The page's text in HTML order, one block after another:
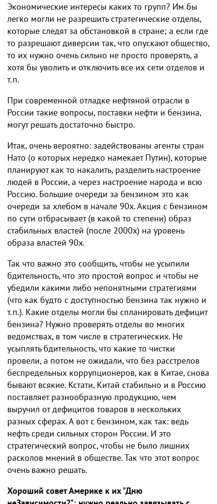
Экономические интересы каких то групп? Им бы
легко могли не разрешить​ стратегические отделы,
которые следят за обстановкой в стране; а если где
то разрешают диверсии так, что опускают общество,
то их нужно очень сильно не просто проверять, а
хотя бы уволить и отключить все их сети отделов и
т.п.
При современной отладке нефтяной отрасли в
России такие вопросы, поставки нефти и бензина,
могут решать достаточно быстро.
Итак, очень вероятно: задействованы агенты стран
Нато (о которых нередко намекает Путин), которые
планируют как то накалить, разделить настроение
людей в России, а через настроение народа и всю
Россию. Большие очереди за бензином это как
очереди за хлебом в начале 90х. Акция с бензином​
по сути отбрасывает (в какой то степени) образ
стабильных властей (после 2000х) на уровень
образа властей 90х.
Так что важно это сообщить, чтобы не усыпили
бдительность, что это простой вопрос и чтобы не
убедили какими либо непонятными стратегиями
(что как будто с доступностью бензина так нужно и
т.п.). Какие отделы могли бы спланировать дефицит
бензина? Нужно проверять отделы во многих
ведомствах, в том числе в стратегических​​. Не
усыплять бдительность, что какие то чистки
провели, а потом не ожидали, что без расстрелов
беспредельных коррупционеров, как в Китае, снова
бывают всякие. Кстати, Китай стабильно и в Россию
поставляет разнообразную продукцию, чем
выручил от дефицитов товаров в нескольких
разных сферах. А вот с бензином, как так: ведь
нефть среди сильных сторон России. И это
стратегический вопрос, чтобы не было лишних
расколов мнений в обществе. Так что этот вопрос
очень важно решать.
Хороший совет Америке к их "Дню